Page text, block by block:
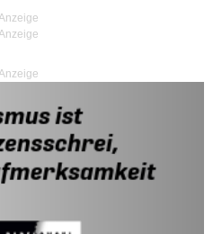
Anzeige